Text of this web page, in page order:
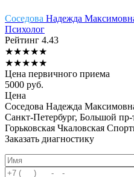
Соседова Надежда
Психолог
Рейтинг 4.43
★★★★★
★★★★★
Цена первичного приема
5000 руб.
Цена
Соседова Надежда
Санкт-Петербург, Большой
Горьковская Чкаловская
Заказать диагностику